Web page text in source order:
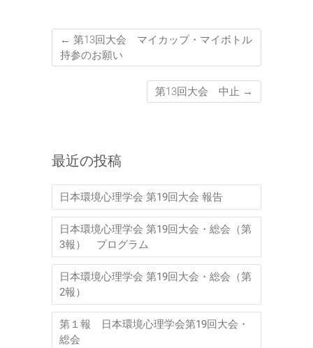
← 第13回大会 マイカップ・マイボトル
持参のお願い
第13回大会 中止 →
最近の投稿
日本環境心理学会 第19回大会 報告
日本環境心理学会 第19回大会・総会（第
3報） プログラム
日本環境心理学会 第19回大会・総会（第
2報）
第１報 日本環境心理学会第19回大会・
総会